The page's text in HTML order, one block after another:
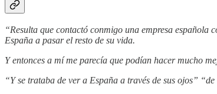
“Resulta que contactó conmigo una empresa española
España a pasar el resto de su vida.
Y entonces a mí me parecía que podían hacer mucho
“Y se trataba de ver a España a través de sus ojos”